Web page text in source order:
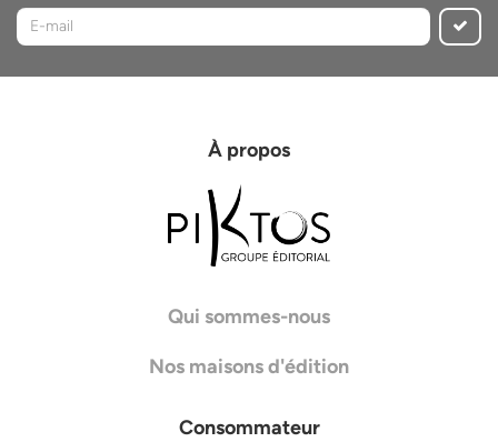
À propos
Qui sommes-nous
Nos maisons d'édition
Consommateur